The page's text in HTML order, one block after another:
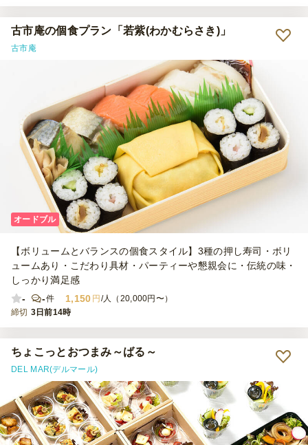
古市庵の個食プラン「若紫(わかむらさき)」
古市庵
オードブル
【ボリュームとバランスの個食スタイル】3種の押し寿司・ボリ
ュームあり・こだわり具材・パーティーや懇親会に・伝統の味・
しっかり満足感
-
-件 1,150 円 /人（20,000円〜）
締切 3日前14時
ちょこっとおつまみ～ばる～
DEL MAR(デルマール)